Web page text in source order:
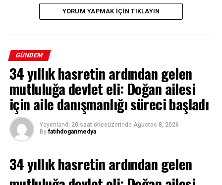
YORUM YAPMAK IÇIN TIKLAYIN
GÜNDEM
34 yıllık hasretin ardından gelen
mutluluğa devlet eli: Doğan ailesi
için aile danışmanlığı süreci başladı
Yayımlandı 20 saat önceüzerinde Ağustos 8, 2026
By fatihdoganmedya
34 yıllık hasretin ardından gelen